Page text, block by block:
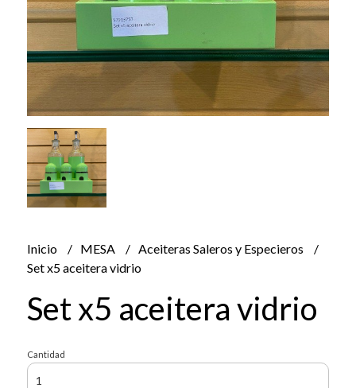
Inicio MESA
Aceiteras Saleros y Especieros
Set x5 aceitera vidrio
Set x5 aceitera vidrio
Cantidad